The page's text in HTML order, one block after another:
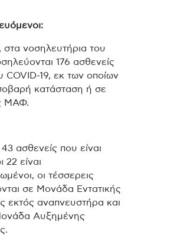
στα νοσηλευτήρια του
176 ασθενείς
COVID-19, εκ των οποίων
κατάσταση ή σε
ΜΑΦ.
ασθενείς που είναι
22 είναι
οι τέσσερεις
σε Μονάδα Εντατικής
εκτός αναπνευστήρα και
Αυξημένης